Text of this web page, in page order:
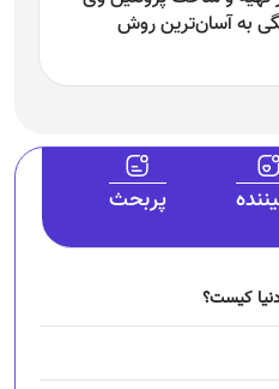
به آسان‌ترین روش
پربحث
کیست؟